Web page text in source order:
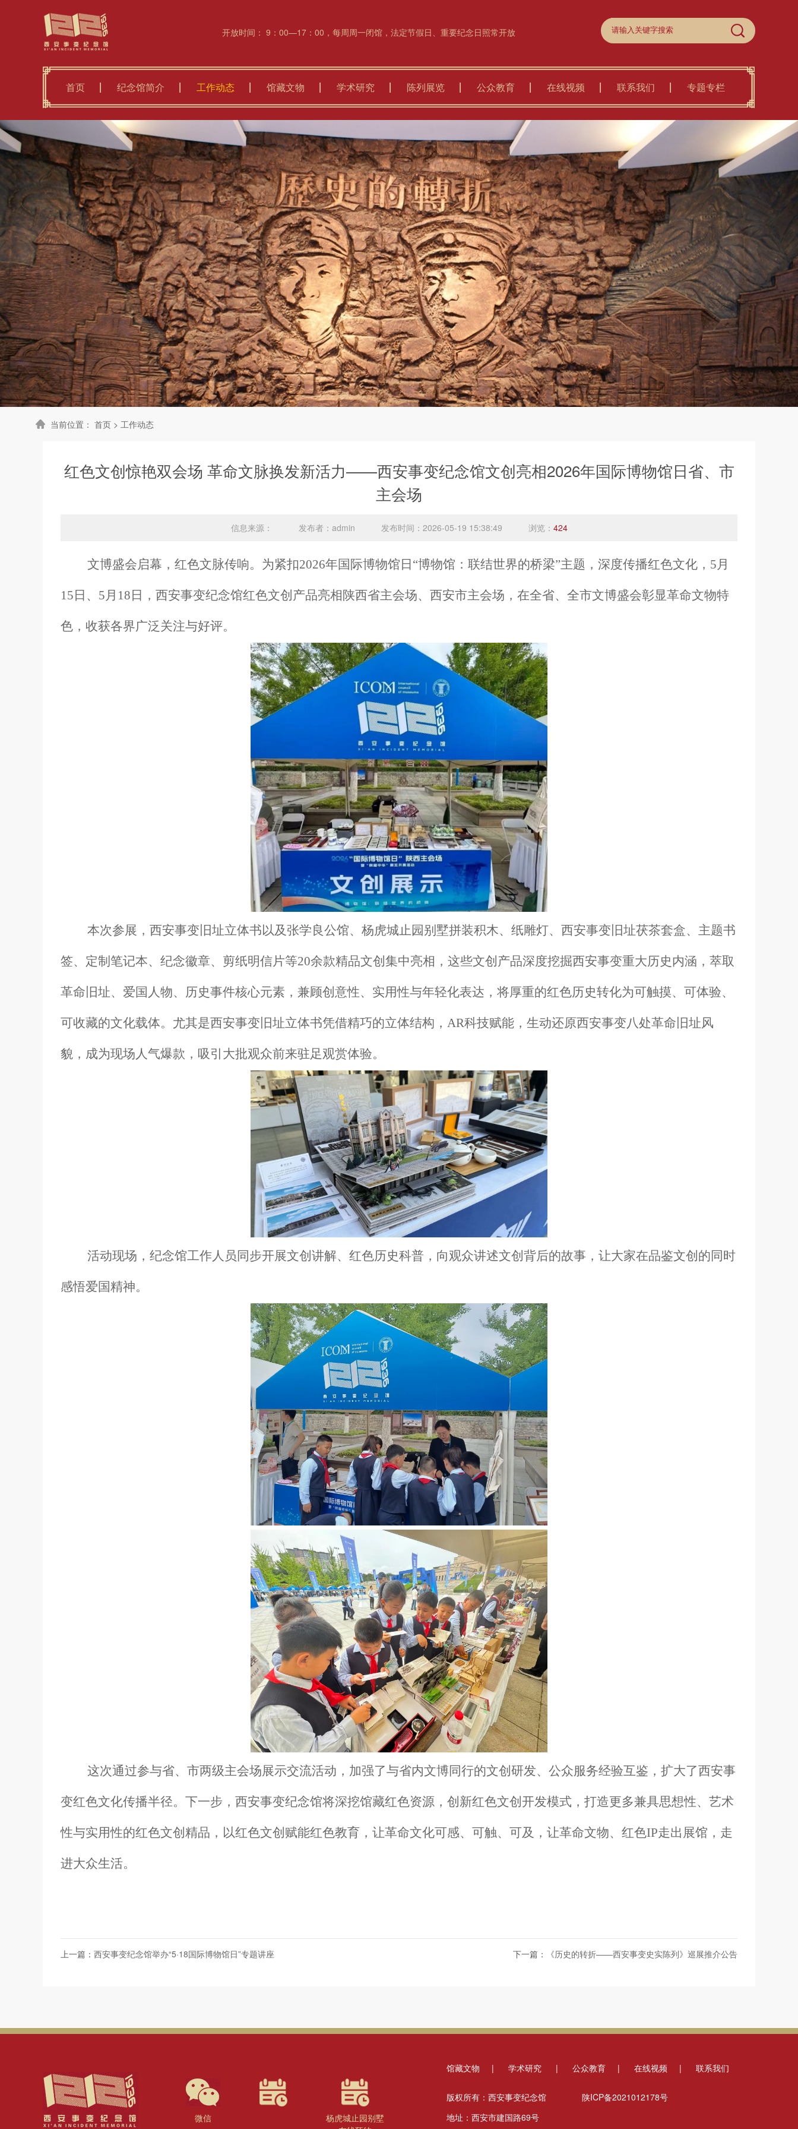
开放时间： 9：00—17：00，每周周一闭馆，法定节假日、重要纪念日照常开放
首页 纪念馆简介 工作动态 馆藏文物 学术研究 陈列展览 公众教育 在线视频 联系我们 专题专栏
当前位置： 首页> 工作动态
红色文创惊艳双会场 革命文脉换发新活力——西安事变纪念馆文创亮相2026年国际博物馆日省、市
主会场
信息来源： 发布者：admin 发布时间：2026-05-19 15:38:49 浏览： 424
文博盛会启幕，红色文脉传响。 为紧扣2026年国际博物馆日“博物馆：联结世界的桥梁”主题，深度传播红色文化，5月
15日、5月18日，西安事变纪念馆红色文创产品亮相陕西省主会场、西安市主会场，在全省、全市文博盛会彰显革命文物特
色，收获各界广泛关注与好评。
本次参展， 西安事变旧址立体书以及张学良公馆、杨虎城止园别墅拼装积木、纸雕灯、西安事变旧址茯茶套盒、主题书
签、定制笔记本、纪念徽章、剪纸明信片等20余款精品文创集中亮相，这些文创产品深度挖掘西安事变重大历史内涵，萃取
革命旧址、爱国人物、历史事件核心元素，兼顾创意性、实用性与年轻化表达，将厚重的红色历史转化为可触摸、可体验、
可收藏的文化载体。尤其是西安事变旧址立体书凭借精巧的立体结构，AR科技赋能，生动还原西安事变八处革命旧址风
貌，成为现场人气爆款，吸引大批观众前来驻足观赏体验。
活动现场，纪念馆工作人员同步开展文创讲解、红色历史科普，向观众讲述文创背后的故事，让大家在品鉴文创的同时
感悟爱国精神。
这次通过参与省、市两级主会场展示交流活动，加强了与省内文博同行的文创研发、公众服务经验互鉴，扩大了西安事
变红色文化传播半径。下一步，西安事变纪念馆将深挖馆藏红色资源，创新红色文创开发模式，打造更多兼具思想性、艺术
性与实用性的红色文创精品，以红色文创赋能红色教育，让革命文化可感、可触、可及，让革命文物、红色IP走出展馆，走
进大众生活。
上一篇： 西安事变纪念馆举办“5·18国际博物馆日”专题讲座 下一篇： 《历史的转折——西安事变史实陈列》巡展推介公告
微信
杨虎城止园别墅
馆藏文物 | 学术研究 | 公众教育 | 在线视频 | 联系我们
版权所有：西安事变纪念馆
陕ICP备2021012178号
地址：西安市建国路69号